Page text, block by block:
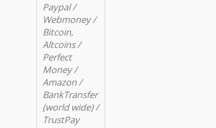
Paypal /
Webmoney /
Bitcoin,
Altcoins /
Perfect
Money /
Amazon /
BankTransfer
(world wide) /
TrustPay